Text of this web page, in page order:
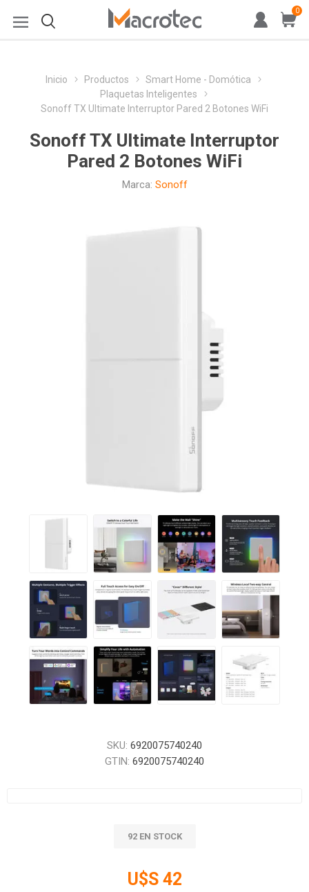
0
Inicio Productos
Smart Home - Domótica
Plaquetas Inteligentes
Sonoff TX Ultimate Interruptor Pared 2 Botones WiFi
Sonoff TX Ultimate Interruptor
Pared 2 Botones WiFi
Marca: Sonoff
SKU: 6920075740240
GTIN: 6920075740240
92 EN STOCK
U$S 42